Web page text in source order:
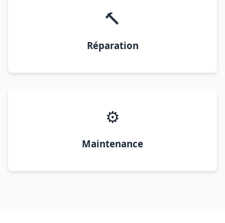
🔨
Réparation
⚙️
Maintenance